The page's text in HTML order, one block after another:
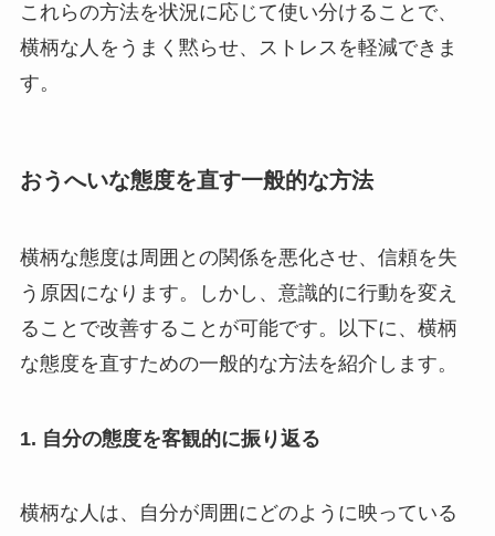
これらの方法を状況に応じて使い分けることで、
横柄な人をうまく黙らせ、ストレスを軽減できま
す。
おうへいな態度を直す一般的な方法
横柄な態度は周囲との関係を悪化させ、信頼を失
う原因になります。しかし、意識的に行動を変え
ることで改善することが可能です。以下に、横柄
な態度を直すための一般的な方法を紹介します。
1. 自分の態度を客観的に振り返る
横柄な人は、自分が周囲にどのように映っている